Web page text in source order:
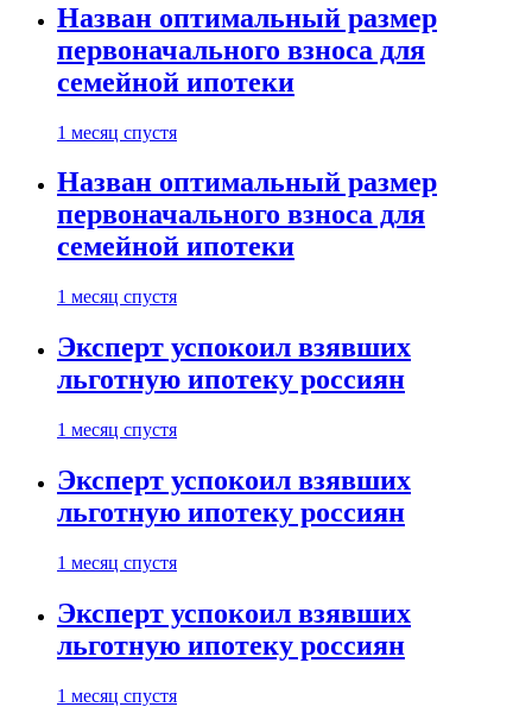
Назван оптимальный размер
первоначального взноса для
семейной ипотеки
1 месяц спустя
Назван оптимальный размер
первоначального взноса для
семейной ипотеки
1 месяц спустя
Эксперт успокоил взявших
льготную ипотеку россиян
1 месяц спустя
Эксперт успокоил взявших
льготную ипотеку россиян
1 месяц спустя
Эксперт успокоил взявших
льготную ипотеку россиян
1 месяц спустя